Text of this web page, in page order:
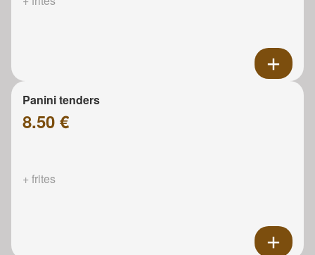
Panini tenders
8.50 €
+ frites